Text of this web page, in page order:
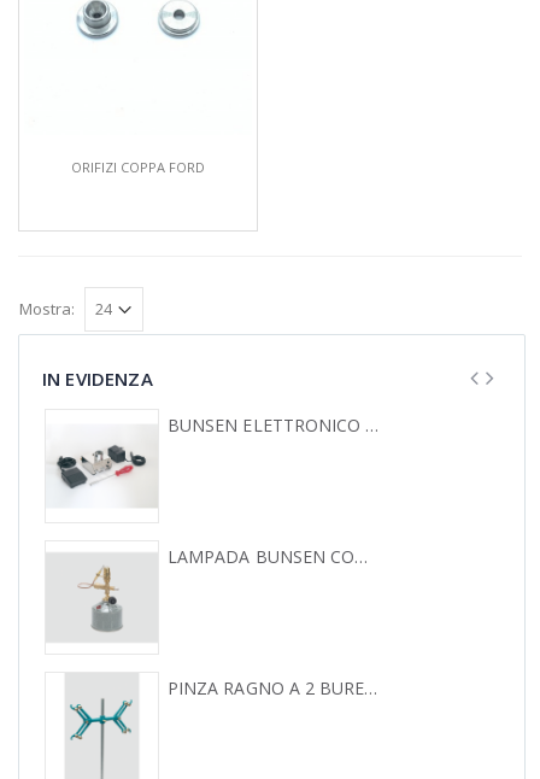
ORIFIZI COPPA FORD
Mostra:
IN EVIDENZA
BUNSEN ELETTRONICO GALAXY – POLIGAS
LAMPADA BUNSEN CON CARTUCCIA CON VALVOLA A SFERA, DOTATA DI VALVOLA DI SICUREZZA E TERMOCOPPIA
PINZA RAGNO A 2 BURETTE IN LEGA LEGGERA